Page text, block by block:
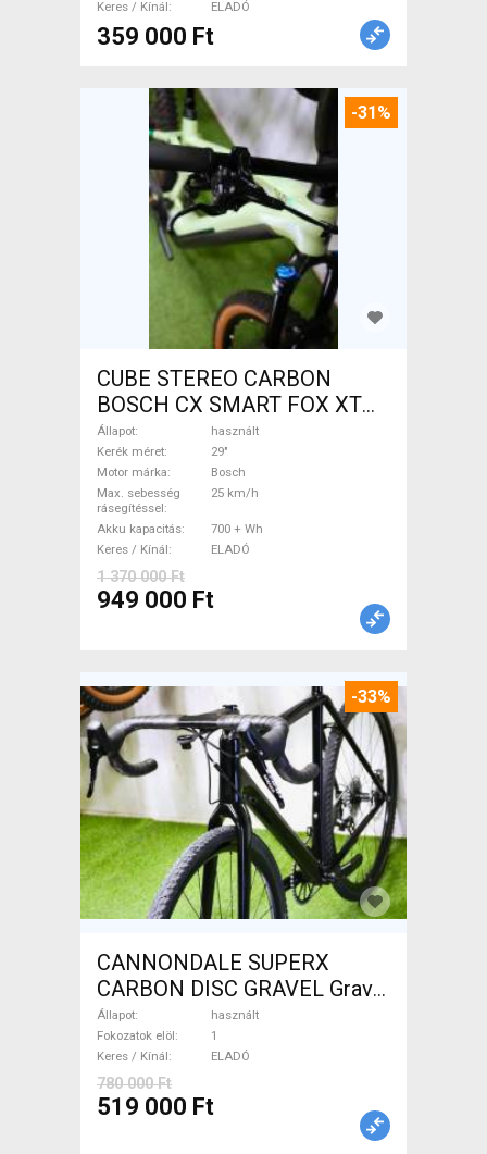
Keres / Kínál ELADÓ
359 000 Ft
-31%
CUBE STEREO CARBON
BOSCH CX SMART FOX XT
Elektromos Mountain Bike
29" össztelós / fully Bosch
használt ELADÓ
Állapot
használt
Kerék méret
29"
Motor márka
Bosch
Max. sebesség
rásegítéssel
25 km/h
Akku kapacitás
700 + Wh
Keres / Kínál
ELADÓ
1 370 000 Ft
949 000 Ft
-33%
CANNONDALE SUPERX
CARBON DISC GRAVEL Gravel
/ CX tárcsafék használt
ELADÓ
Állapot
használt
Fokozatok elöl
1
Keres / Kínál
ELADÓ
780 000 Ft
519 000 Ft